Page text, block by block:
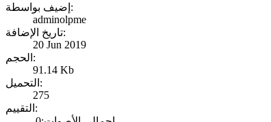
إضيف بواسطة:
adminolpme
تاريخ الإضافة:
20 Jun 2019
الحجم:
91.14 Kb
التحميل:
275
التقييم: